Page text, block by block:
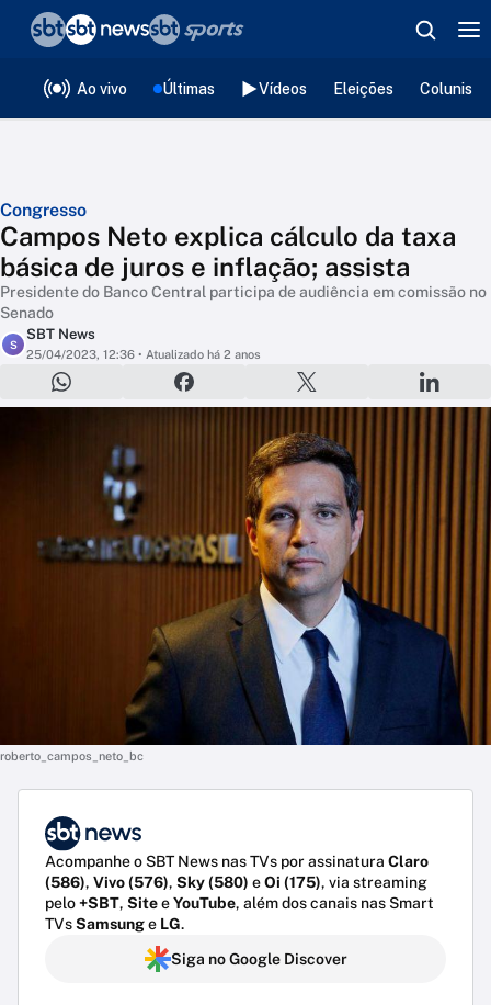
Ao vivo Últimas Vídeos Eleições
Congresso
Campos Neto explica cálculo da taxa
básica de juros e inflação; assista
Presidente do Banco Central participa de audiência em comissão no
Senado
S
SBT News
25/04/2023, 12:36 • Atualizado há 2 anos
roberto_campos_neto_bc
Acompanhe o SBT News nas TVs por assinatura Claro
(586), Vivo (576), Sky (580) eOi (175), via streaming
pelo+SBT, SiteeYouTube, além dos canais nas Smart
TVsSamsunge LG.
Siga no Google Discover
❮voltar
Editorias